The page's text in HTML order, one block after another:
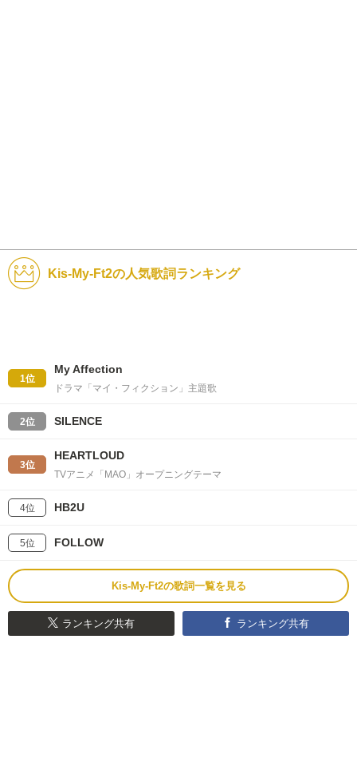
Kis-My-Ft2の人気歌詞ランキング
1位
My Affection
ドラマ「マイ・フィクション」主題歌
2位 SILENCE
3位
HEARTLOUD
TVアニメ「MAO」オープニングテーマ
4位 HB2U
5位 FOLLOW
Kis-My-Ft2の歌詞一覧を見る
ランキング共有 ランキング共有